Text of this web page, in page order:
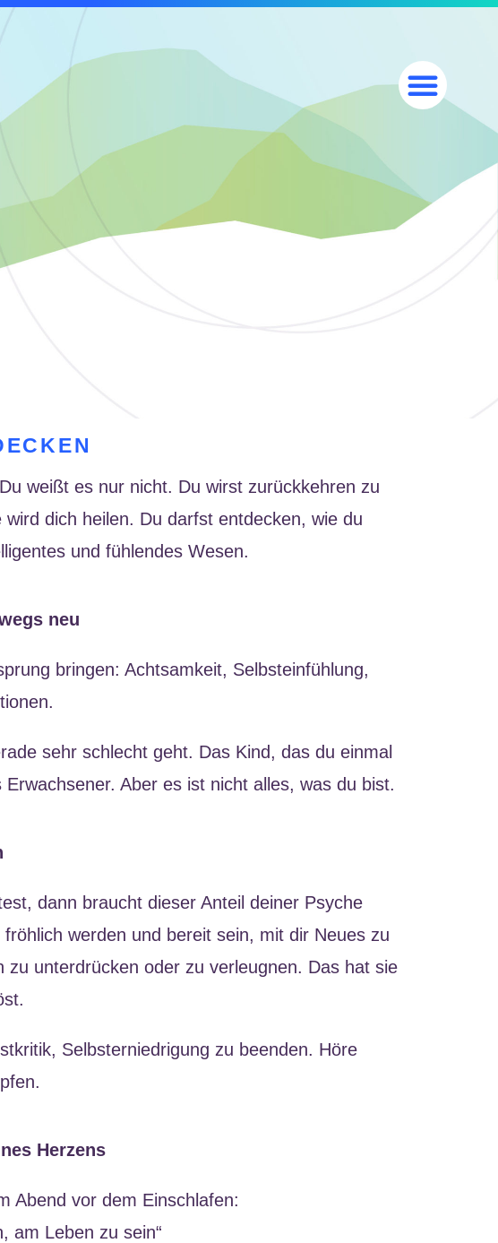
weißt es nur nicht. Du wirst zurückkehren zu
dich heilen. Du darfst entdecken, wie du
und fühlendes Wesen.
neu
bringen: Achtsamkeit, Selbsteinfühlung,
sehr schlecht geht. Das Kind, das du einmal
Aber es ist nicht alles, was du bist.
dann braucht dieser Anteil deiner Psyche
werden und bereit sein, mit dir Neues zu
unterdrücken oder zu verleugnen. Das hat sie
Selbsterniedrigung zu beenden. Höre
Herzens
Abend vor dem Einschlafen:
am Leben zu sein“